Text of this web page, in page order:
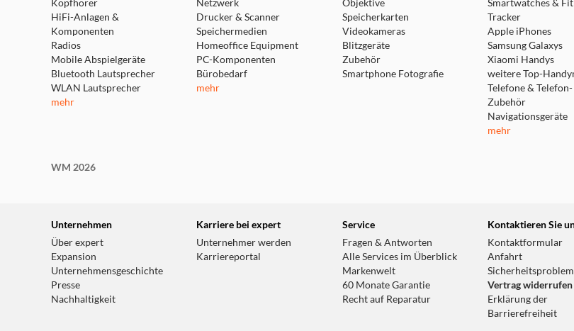
Kopfhörer
HiFi-Anlagen &
Komponenten
Radios
Mobile Abspielgeräte
Bluetooth Lautsprecher
WLAN Lautsprecher
mehr
Netzwerk
Drucker & Scanner
Speichermedien
Homeoffice Equipment
PC-Komponenten
Bürobedarf
mehr
Objektive
Speicherkarten
Videokameras
Blitzgeräte
Zubehör
Smartphone Fotografie
Smartwatches &
Tracker
Apple iPhones
Samsung Galaxys
Xiaomi Handys
weitere Top-
Telefone & Telefon-
Zubehör
Navigationsgeräte
mehr
WM 2026
Unternehmen
Über expert
Expansion
Unternehmensgeschichte
Presse
Nachhaltigkeit
Karriere bei expert
Unternehmer werden
Karriereportal
Service
Fragen & Antworten
Alle Services im Überblick
Markenwelt
60 Monate Garantie
Recht auf Reparatur
Kontaktieren Sie
Kontaktformular
Anfahrt
Vertrag widerrufen
Erklärung der
Barrierefreiheit